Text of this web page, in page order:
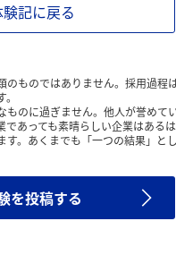
記に戻る
ものではありません。採用過程
のに過ぎません。他人が誉めて
あっても素晴らしい企業はあるは
。あくまでも「一つの結果」と
を投稿する